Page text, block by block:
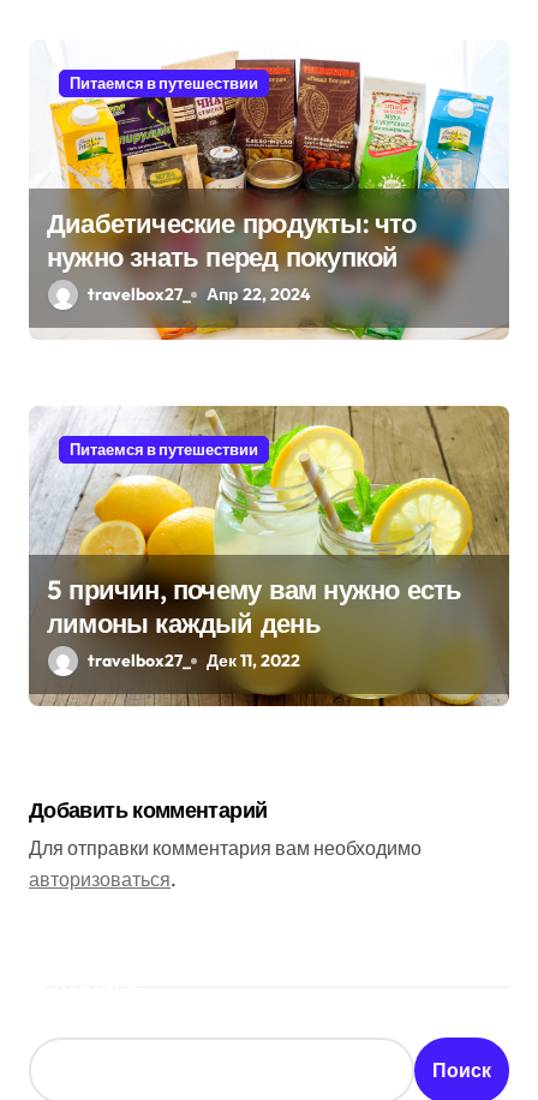
м
Питаемся в путешествии
Диабетические продукты: что
нужно знать перед покупкой
travelbox27_ Апр 22, 2024
Питаемся в путешествии
5 причин, почему вам нужно есть
лимоны каждый день
travelbox27_ Дек 11, 2022
Добавить комментарий
Для отправки комментария вам необходимо
авторизоваться.
Поиск